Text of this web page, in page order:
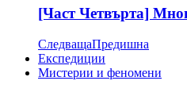
[Част Четвърта]
СледващаПредишна
Експедиции
Мистерии и феномени